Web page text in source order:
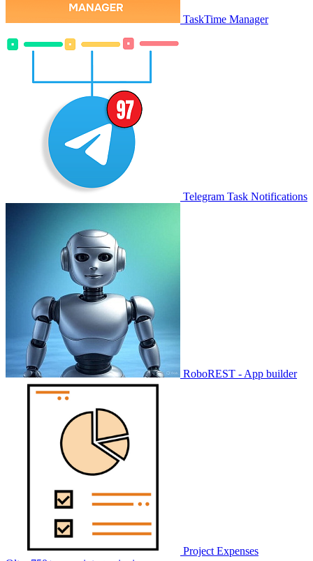
TaskTime Manager
Telegram Task Notifications
RoboREST - App builder
Project Expenses